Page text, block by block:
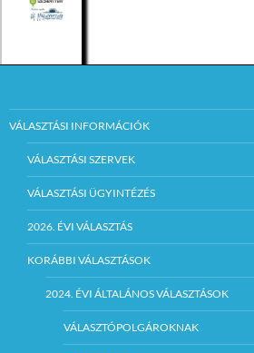
VÁLASZTÁSI INFORMÁCIÓK
VÁLASZTÁSI SZERVEK
VÁLASZTÁSI ÜGYINTÉZÉS
2026. ÉVI VÁLASZTÁS
KORÁBBI VÁLASZTÁSOK
2024. ÉVI ÁLTALÁNOS VÁLASZTÁSOK
VÁLASZTÓPOLGÁROKNAK